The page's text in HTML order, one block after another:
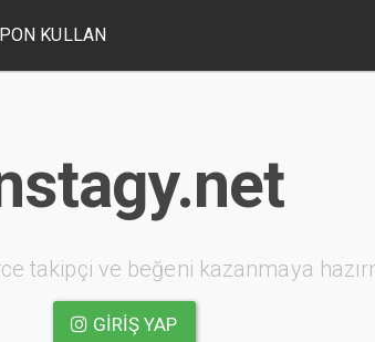
KULLAN
takipçi ve beğeni kazanmaya
GIRIŞ YAP